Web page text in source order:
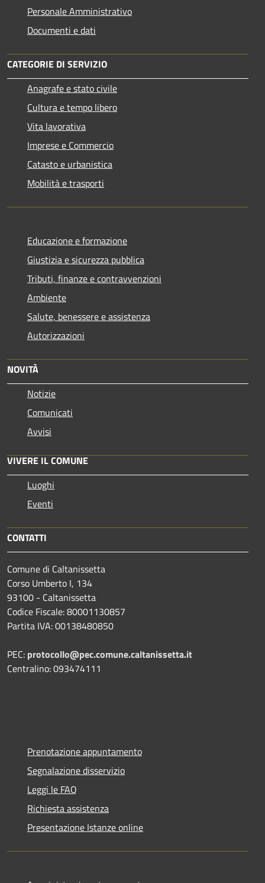
Personale Amministrativo
Documenti e dati
CATEGORIE DI SERVIZIO
Anagrafe e stato civile
Cultura e tempo libero
Vita lavorativa
Imprese e Commercio
Catasto e urbanistica
Mobilità e trasporti
Educazione e formazione
Giustizia e sicurezza pubblica
Tributi, finanze e contravvenzioni
Ambiente
Salute, benessere e assistenza
Autorizzazioni
NOVITÀ
Notizie
Comunicati
Avvisi
VIVERE IL COMUNE
Luoghi
Eventi
CONTATTI
Comune di Caltanissetta
Corso Umberto I, 134
93100 - Caltanissetta
Codice Fiscale: 80001130857
Partita IVA: 00138480850
PEC: protocollo@pec.comune.caltanissetta.it
Centralino: 093474111
Prenotazione appuntamento
Segnalazione disservizio
Leggi le FAQ
Richiesta assistenza
Presentazione Istanze online